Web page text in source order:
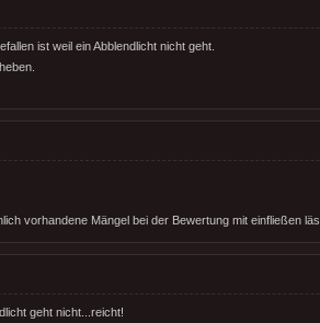
ist weil ein Abblendlicht nicht geht.
vorhandene Mängel bei der Bewertung mit einfließen
geht nicht...reicht!